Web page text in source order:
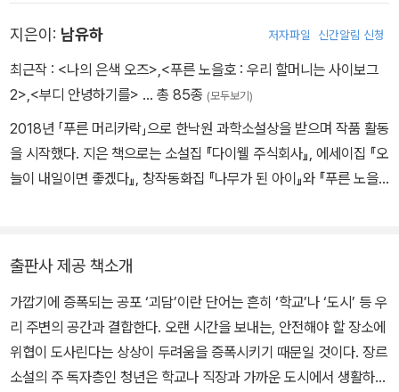
〈화면 공포증〉
남자친구와 영화관에 간 나는 기묘한 사건을 목격한다. 한 남자가 상
된 채 쓰러진 것이다. 웹상에는 그 남자가 화면 공포증에 걸렸으리라
는 추측이 떠돈다. 외국 네티즌의 정리에 따르면 화면 공포증의 증상
은 화면에 대한 불쾌감으로 시작되어 환청, 극도의 공포감을 거쳐 충
돌로 마무리된다. 화면을 많이 볼수록 발생 확률이 높아진다는데 현
대사회의 일원이자 회사원인 내가 화면에서 벗어날 방도는 없다. 주
(2013) - 감독 | 속아도 꿈결 (2011) - 감독 (2011 영화진흥위원회
상반기 독립영화 제작지원작) | 저주의 기간 (2010) - 감독 | 사기꾼
(들) (2008) - 각본 | 목소리 (2004) - 각본 | 하이스쿨 (2004) -
각본 | 비둘기 (2004) - 각본 外 |AWARDS| 2013년 제12회 미쟝
센 단편영화제 심사위원 특별상 - <주희> 연출 2011년 제4회 서울
국제가족영상축제 최우수상 - <저주의 기간> 연출 2011년 제13회
서울국제청소년영화제 SIYFF관객상 - <저주의 기간> 연출 2010
년 제9회 미쟝센 단편영화제 절대악몽 최우수작품상 - <저주의 기간
본 2004년 태창 시나리오 공모전 우수상 - <하이스쿨> 각본 2004
비둘기> 각본
미』 『적산가옥의 유령』, 연작 소설 『꿰맨 눈의 마을』, 단편소설 『만조
를 기다리며』 『토마토로 만들어줘』, 짧은 소설 『초승달 엔딩 클럽』 등
을 썼다.
지은이: 남유하 저자파일 신간알림 신청
최근작 : <나의 은색 오즈>,<푸른 노을호 : 우리 할머니는 사이보그
2>,<부디 안녕하기를> … 총 85종 (모두보기)
2018년 「푸른 머리카락」으로 한낙원 과학소설상을 받으며 작품 활동
을 시작했다. 지은 책으로는 소설집 『다이웰 주식회사』, 에세이집 『오
늘이 내일이면 좋겠다』, 창작동화집 『나무가 된 아이』와 『푸른 노을
출판사 제공 책소개
가깝기에 증폭되는 공포 ‘괴담’이란 단어는 흔히 ‘학교’나 ‘도시’ 등 우
리 주변의 공간과 결합한다. 오랜 시간을 보내는, 안전해야 할 장소에
위협이 도사린다는 상상이 두려움을 증폭시키기 때문일 것이다. 장르
소설의 주 독자층인 청년은 학교나 직장과 가까운 도시에서 생활하는